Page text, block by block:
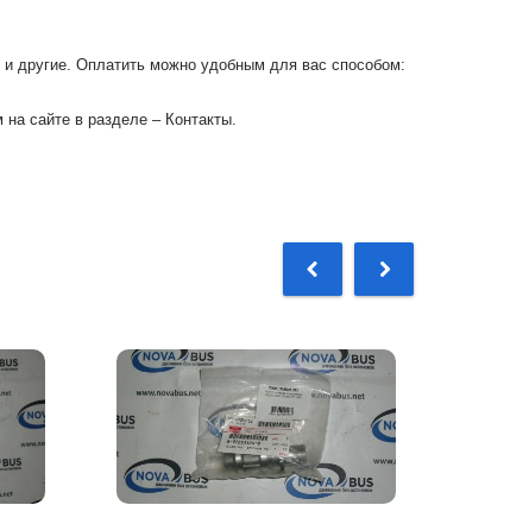
другие. Оплатить можно удобным для вас способом:
сайте в разделе – Контакты.